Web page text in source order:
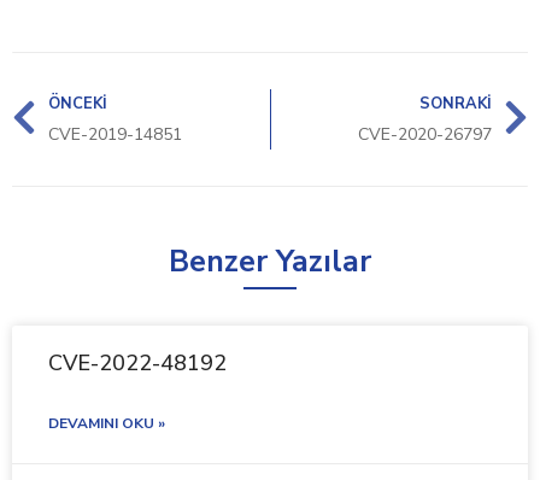
ÖNCEKI
CVE-2019-14851
SONRAKI
CVE-2020-26797
Benzer Yazılar
CVE-2022-48192
DEVAMINI OKU »